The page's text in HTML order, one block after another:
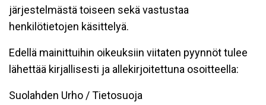
järjestelmästä toiseen sekä vastustaa
henkilötietojen käsittelyä.
Edellä mainittuihin oikeuksiin viitaten pyynnöt tulee
lähettää kirjallisesti ja allekirjoitettuna osoitteella:
Suolahden Urho / Tietosuoja